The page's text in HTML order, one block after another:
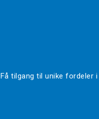
Få tilgang til unike fordeler